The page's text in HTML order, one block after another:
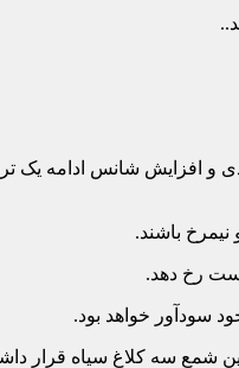
و افزایش شانس ادامه یک
شمع سه کلاغ سیاه قرار